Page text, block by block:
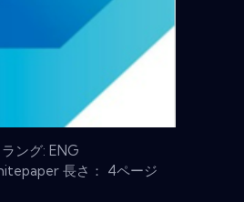
ラング: ENG
長さ： 4ページ